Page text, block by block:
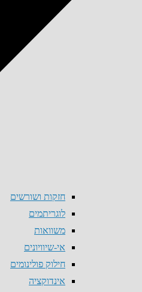
חזקות ושורשים
לוגריתמים
משוואות
אי-שיוויונים
חילוק פולינומים
אינדוקציה